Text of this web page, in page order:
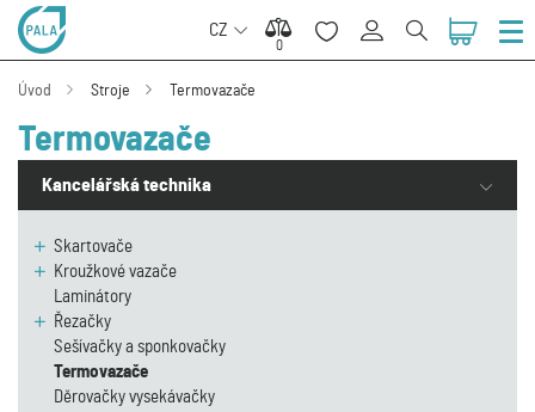
CZ
0
0
Úvod Stroje Termovazače
Termovazače
Kancelářská technika
Skartovače
Kroužkové vazače
Laminátory
Řezačky
Sešívačky a sponkovačky
Termovazače
Děrovačky vysekávačky